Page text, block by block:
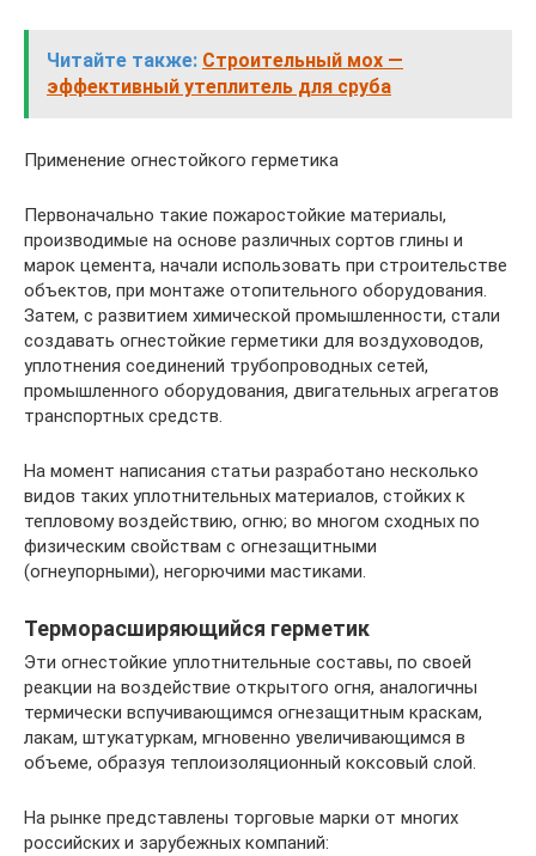
Читайте также: Строительный мох —
эффективный утеплитель для сруба
Применение огнестойкого герметика
Первоначально такие пожаростойкие материалы,
производимые на основе различных сортов глины и
марок цемента, начали использовать при строительстве
объектов, при монтаже отопительного оборудования.
Затем, с развитием химической промышленности, стали
создавать огнестойкие герметики для воздуховодов,
уплотнения соединений трубопроводных сетей,
промышленного оборудования, двигательных агрегатов
транспортных средств.
На момент написания статьи разработано несколько
видов таких уплотнительных материалов, стойких к
тепловому воздействию, огню; во многом сходных по
физическим свойствам с огнезащитными
(огнеупорными), негорючими мастиками.
Терморасширяющийся герметик
Эти огнестойкие уплотнительные составы, по своей
реакции на воздействие открытого огня, аналогичны
термически вспучивающимся огнезащитным краскам,
лакам, штукатуркам, мгновенно увеличивающимся в
объеме, образуя теплоизоляционный коксовый слой.
На рынке представлены торговые марки от многих
российских и зарубежных компаний: